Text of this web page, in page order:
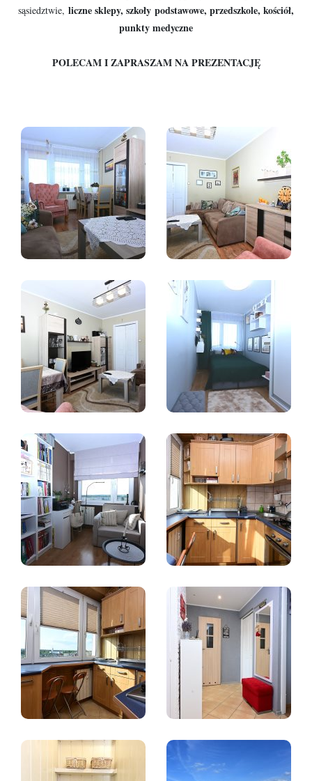
sąsiedztwie, liczne sklepy, szkoły podstawowe, przedszkole, kościół,
punkty medyczne
POLECAM I ZAPRASZAM NA PREZENTACJĘ